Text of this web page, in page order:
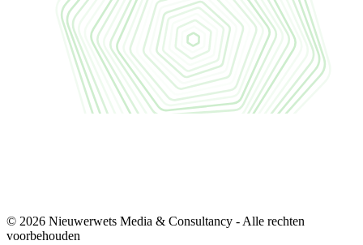
© 2026 Nieuwerwets Media & Consultancy - Alle rechten
voorbehouden